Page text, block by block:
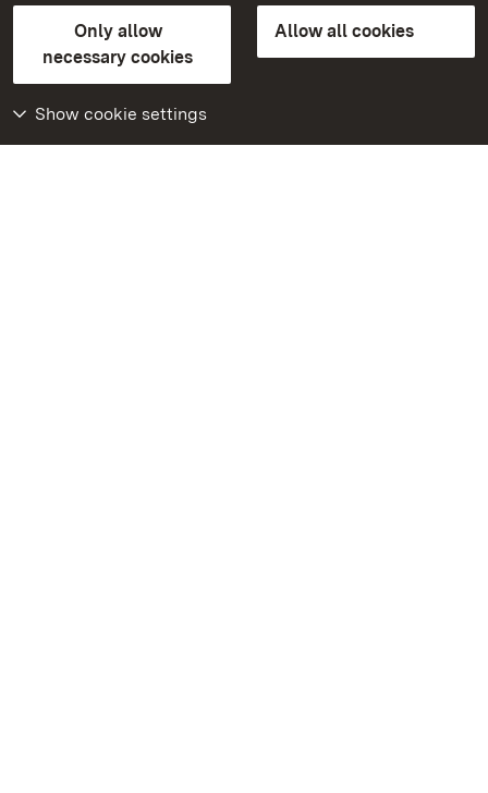
Only allow
necessary cookies
Allow all cookies
Show cookie settings
State Palaces and Gardens of Baden-Wuerttemberg
FAQMasthead Data protection
Declaration on barrier-free access
BITV-konform (geprüfte Seiten)